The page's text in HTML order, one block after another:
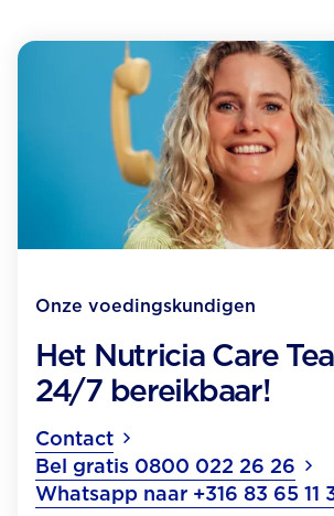
Onze voedingskundigen
Het Nutricia Care
24/7 bereikbaar!
Contact
Bel gratis 0800 022 26 26
Whatsapp naar +316 83 65 11